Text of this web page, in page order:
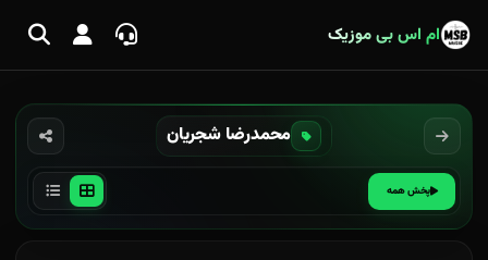
ام اس بی موزیک
محمدرضا شجریان
پخش همه